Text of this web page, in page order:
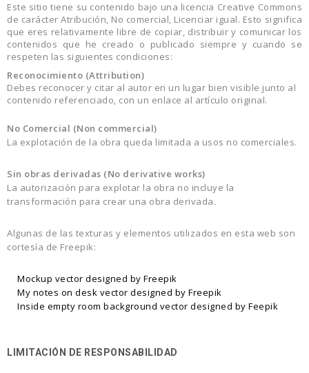
Este sitio tiene su contenido bajo una licencia Creative Commons
de carácter Atribución, No comercial, Licenciar igual. Esto significa
que eres relativamente libre de copiar, distribuir y comunicar los
contenidos que he creado o publicado siempre y cuando se
respeten las siguientes condiciones:
Reconocimiento (Attribution)
Debes reconocer y citar al autor en un lugar bien visible junto al
contenido referenciado, con un enlace al artículo original.
No Comercial (Non commercial)
La explotación de la obra queda limitada a usos no comerciales.
Sin obras derivadas (No derivative works)
La autorización para explotar la obra no incluye la
transformación para crear una obra derivada.
Algunas de las texturas y elementos utilizados en esta web son
cortesía de Freepik:
Mockup vector designed by Freepik
My notes on desk vector designed by Freepik
Inside empty room background vector designed by Feepik
LIMITACIÓN DE RESPONSABILIDAD